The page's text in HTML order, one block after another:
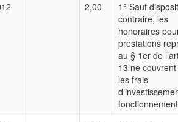
2,00
1° Sauf
contraire, les
honoraires
prestations
au § 1er de
13 ne
les frais